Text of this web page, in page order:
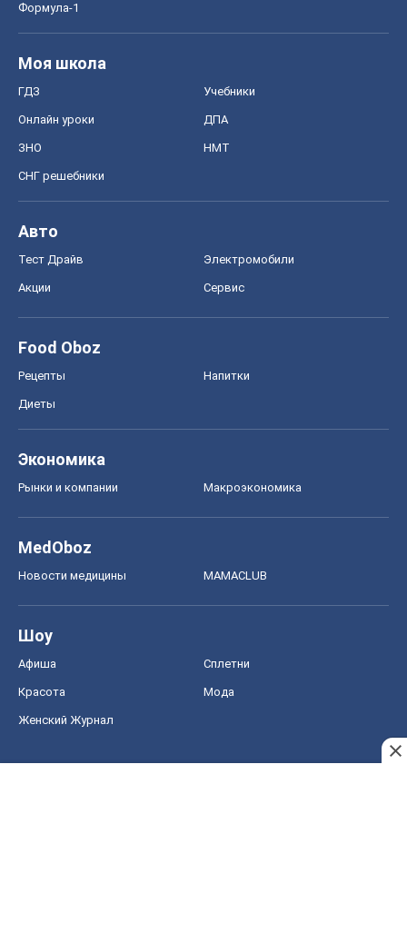
Формула-1
Моя школа
ГДЗ Учебники
Онлайн уроки ДПА
ЗНО НМТ
СНГ решебники
Авто
Тест Драйв Электромобили
Акции Сервис
Food Oboz
Рецепты Напитки
Диеты
Экономика
Рынки и компании Mакроэкономика
MedOboz
Новости медицины MAMACLUB
Шоу
Афиша Сплетни
Красота Мода
Женский Журнал